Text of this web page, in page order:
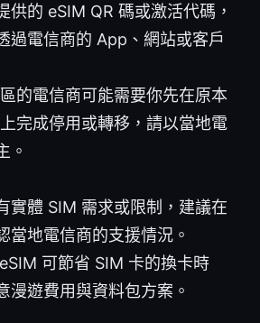
供的 eSIM QR 碼或激活代碼，
過電信商的 App、網站或客戶
的電信商可能需要你先在原本
完成停用或轉移，請以當地電
。
實體 SIM 需求或限制，建議在
當地電信商的支援情況。
可節省 SIM 卡的換卡時
漫遊費用與資料包方案。